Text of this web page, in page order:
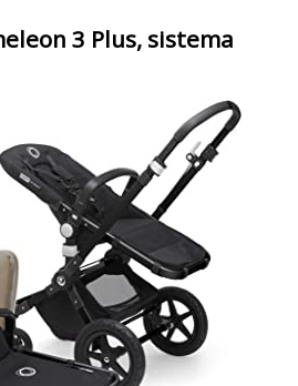
3 Plus, sistema